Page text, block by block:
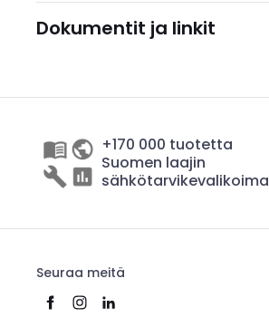
Dokumentit ja linkit
+170 000 tuotetta
Suomen laajin
sähkötarvikevalikoima
Seuraa meitä